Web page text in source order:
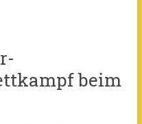
beim